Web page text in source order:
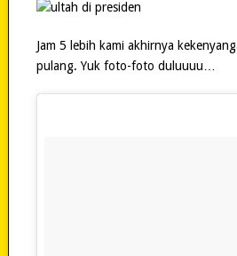
Jam 5 lebih kami akhirnya
pulang. Yuk foto-foto duluuuu…